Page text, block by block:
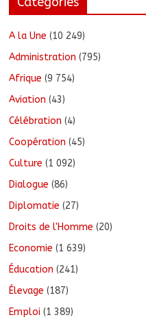
A la Une (10 249)
Administration (795)
Afrique (9 754)
Aviation (43)
Célébration (4)
Coopération (45)
Culture (1 092)
Dialogue (86)
Diplomatie (27)
Droits de l'Homme (20)
Economie (1 639)
Éducation (241)
Élevage (187)
Emploi (1 389)